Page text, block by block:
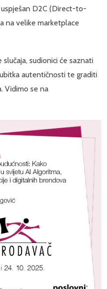
uspješan D2C (Direct-to-
na velike marketplace
sudionici će saznati
autentičnosti te graditi
Vidimo se na